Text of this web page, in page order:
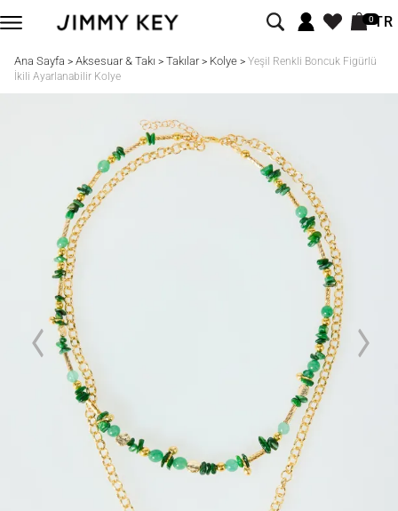
0TR
Ana Sayfa > Aksesuar & Takı > Takılar> Kolye> Yeşil Renkli Boncuk Figürlü
İkili Ayarlanabilir Kolye